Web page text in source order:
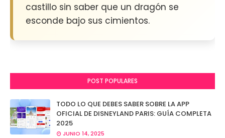
castillo sin saber que un dragón se
esconde bajo sus cimientos.
POST POPULARES
TODO LO QUE DEBES SABER SOBRE LA APP
OFICIAL DE DISNEYLAND PARIS: GUÍA COMPLETA
2025
JUNIO 14, 2025